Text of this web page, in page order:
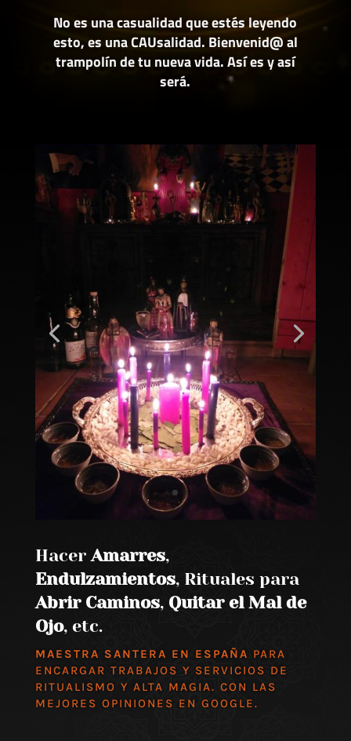
No es una casualidad que estés leyendo
esto, es una CAUsalidad. Bienvenid@ al
trampolín de tu nueva vida. Así es y así
será.
Hacer Amarres,
Endulzamientos, Rituales para
Abrir Caminos, Quitar el Mal de
Ojo, etc.
MAESTRA SANTERA EN ESPAÑA PARA
ENCARGAR TRABAJOS Y SERVICIOS DE
RITUALISMO Y ALTA MAGIA. CON LAS
MEJORES OPINIONES EN GOOGLE.